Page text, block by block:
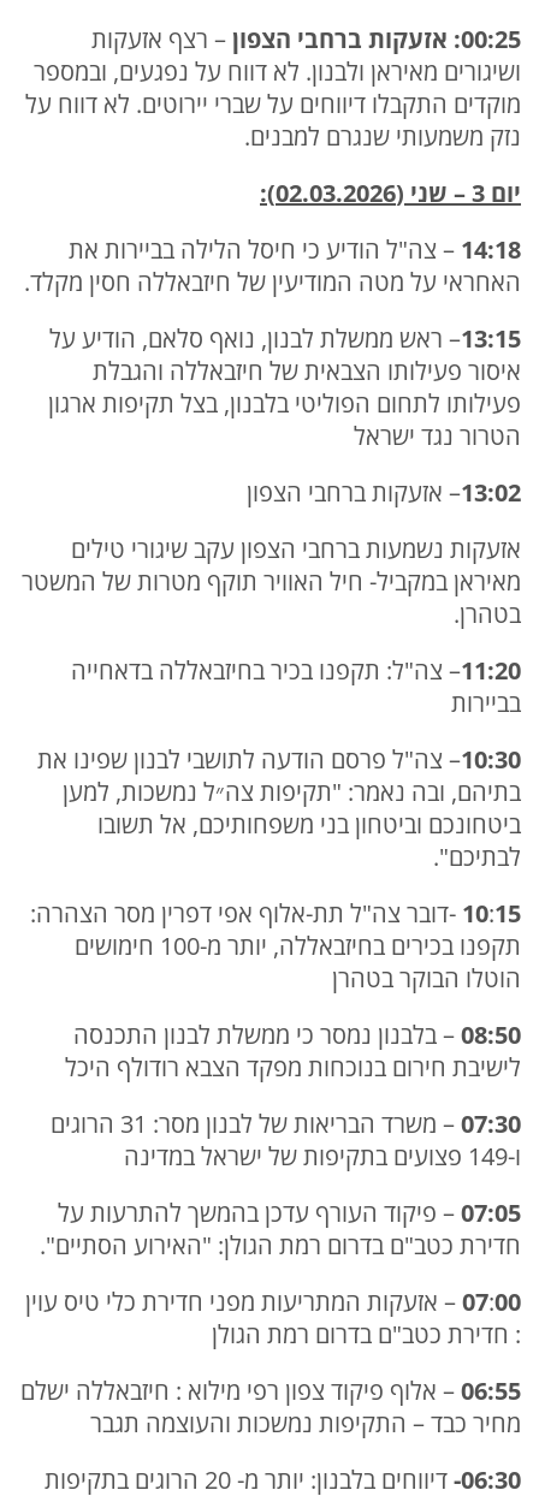
00:25: אזעקות ברחבי הצפון
– רצף אזעקות
ושיגורים מאיראן ולבנון. לא דווח על נפגעים, ובמספר
מוקדים התקבלו דיווחים על שברי יירוטים. לא דווח על
נזק משמעותי שנגרם למבנים.
יום 3 – שני (02.03.2026):
14:18 – צה"ל הודיע כי חיסל הלילה בביירות את
האחראי על מטה המודיעין של חיזבאללה חסין מקלד.
13:15– ראש ממשלת לבנון, נואף סלאם, הודיע על
איסור פעילותו הצבאית של חיזבאללה והגבלת
פעילותו לתחום הפוליטי בלבנון, בצל תקיפות ארגון
הטרור נגד ישראל
13:02– אזעקות ברחבי הצפון
אזעקות נשמעות ברחבי הצפון עקב שיגורי טילים
מאיראן במקביל- חיל האוויר תוקף מטרות של המשטר
בטהרן.
11:20– צה"ל: תקפנו בכיר בחיזבאללה בדאחייה
בביירות
10:30– צה"ל פרסם הודעה לתושבי לבנון שפינו את
בתיהם, ובה נאמר: "תקיפות צה״ל נמשכות, למען
ביטחונכם וביטחון בני משפחותיכם, אל תשובו
לבתיכם".
10:15
-דובר צה"ל תת-אלוף אפי דפרין מסר הצהרה:
תקפנו בכירים בחיזבאללה, יותר מ-100 חימושים
הוטלו הבוקר בטהרן
08:50– בלבנון נמסר כי ממשלת לבנון התכנסה
לישיבת חירום בנוכחות מפקד הצבא רודולף היכל
07:30
– משרד הבריאות של לבנון מסר: 31 הרוגים
ו-149 פצועים בתקיפות של ישראל במדינה
07:05– פיקוד העורף עדכן בהמשך להתרעות על
חדירת כטב"ם בדרום רמת הגולן: "האירוע הסתיים".
07:00
– אזעקות המתריעות מפני חדירת כלי טיס עוין
: חדירת כטב"ם בדרום רמת הגולן
06:55– אלוף פיקוד צפון רפי מילוא : חיזבאללה ישלם
מחיר כבד – התקיפות נמשכות והעוצמה תגבר
06:30-
דיווחים בלבנון: יותר מ- 20 הרוגים בתקיפות